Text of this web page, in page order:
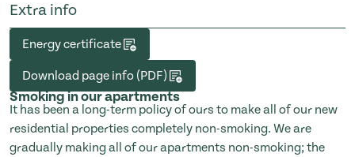
Extra info
Energy certificate
Download page info (PDF)
Smoking in our apartments
It has been a long-term policy of ours to make all of our new
residential properties completely non-smoking. We are
gradually making all of our apartments non-smoking; the